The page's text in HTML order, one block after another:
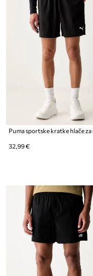
32,99 €